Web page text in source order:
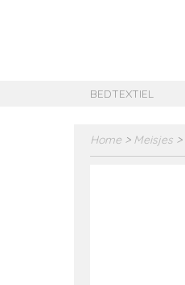
BEDTEXTIEL
Home > Meisjes >